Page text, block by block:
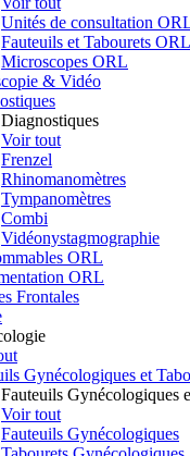
Unités de consultation
Fauteuils et Tabourets ORL
Microscopes ORL
& Vidéo
Diagnostiques
Voir tout
Frenzel
Rhinomanomètres
Tympanomètres
Combi
Vidéonystagmographie
ORL
ORL
Frontales
Gynécologiques et
Fauteuils Gynécologiques
Voir tout
Fauteuils Gynécologiques